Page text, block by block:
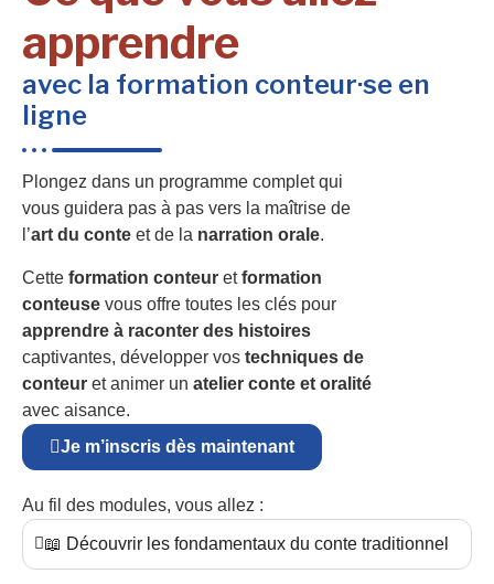
apprendre
avec la formation conteur·se en
ligne
Plongez dans un programme complet qui
vous guidera pas à pas vers la maîtrise de
l’art du conte et de la narration orale.
Cette formation conteur etformation
conteuse vous offre toutes les clés pour
apprendre à raconter des histoires
captivantes, développer vos techniques de
conteur et animer un atelier conte et oralité
avec aisance.
Je m’inscris dès maintenant
Au fil des modules, vous allez :
📖 Découvrir les fondamentaux du conte traditionnel